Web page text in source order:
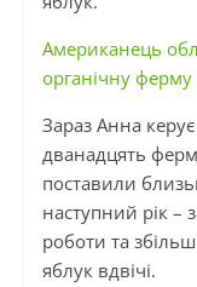
Американець
органічну ферму
Зараз Анна
дванадцять
поставили
наступний рік –
роботи та
яблук вдвічі.